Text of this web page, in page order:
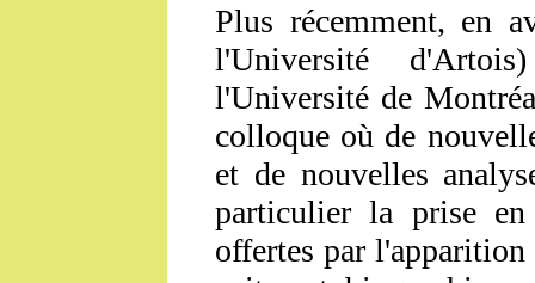
Plus récemment, en
l'Université
l'Université de
colloque où de
et de nouvelles
particulier la prise en
offertes par